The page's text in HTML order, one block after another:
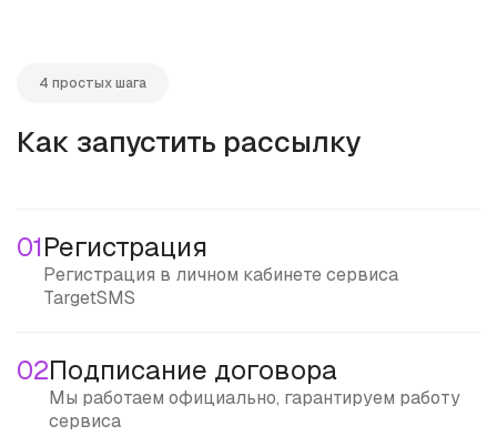
4 простых шага
Как запустить рассылку
01Регистрация
Регистрация в личном кабинете сервиса
TargetSMS
02Подписание договора
Мы работаем официально, гарантируем работу
сервиса